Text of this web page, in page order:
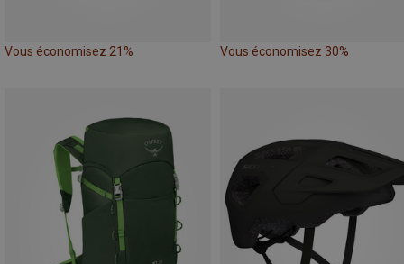
Vous économisez 21% Vous économisez 30%